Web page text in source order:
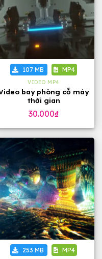
107 MB MP4
VIDEO MP4
bay phòng cỗ máy
thời gian
30.000₫
253 MB MP4